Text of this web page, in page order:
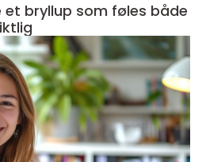
et bryllup som føles både